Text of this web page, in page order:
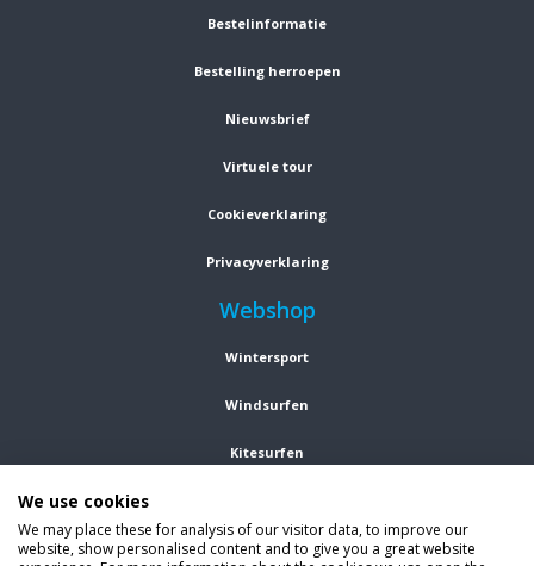
Bestelinformatie
Bestelling herroepen
Nieuwsbrief
Virtuele tour
Cookieverklaring
Privacyverklaring
Webshop
Wintersport
Windsurfen
Kitesurfen
Kleding
We use cookies
We may place these for analysis of our visitor data, to improve our
website, show personalised content and to give you a great website